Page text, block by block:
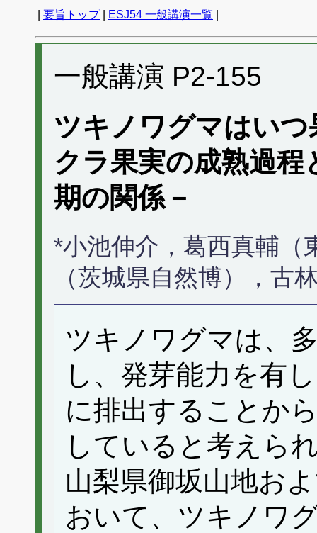
要旨トップ| ESJ54 一般講演一覧
一般講演 P2-155
ツキノワグマはい
クラ果実の成熟過
期の関係－
*小池伸介，葛西真輔（
（茨城県自然博），古
ツキノワグマは、
し、発芽能力を有
に排出することか
していると考えら
山梨県御坂山地お
おいて、ツキノワ